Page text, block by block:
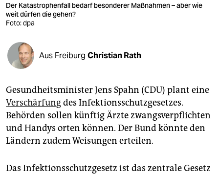
veranstaltungen
fragen & hilfe
abo
genossenschaft
epaper login
Der Katastrophenfall bedarf besonderer Maßnahmen – aber wie
weit dürfen die gehen?
Foto: dpa
Aus Freiburg Christian Rath
Gesundheitsminister Jens Spahn (CDU) plant eine
Verschärfungdes Infektionsschutzgesetzes.
Behörden sollen künftig Ärzte zwangsverpflichten
und Handys orten können. Der Bund könnte den
Ländern zudem Weisungen erteilen.
Das Infektionsschutzgesetz ist das zentrale Gesetz